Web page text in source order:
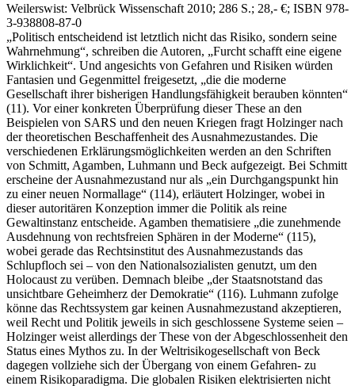
Weilerswist: Velbrück Wissenschaft 2010; 286 S.; 28,- €; ISBN 978-
3-938808-87-0
„Politisch entscheidend ist letztlich nicht das Risiko, sondern seine
Wahrnehmung“, schreiben die Autoren, „Furcht schafft eine eigene
Wirklichkeit“. Und angesichts von Gefahren und Risiken würden
Fantasien und Gegenmittel freigesetzt, „die die moderne
Gesellschaft ihrer bisherigen Handlungsfähigkeit berauben könnten“
(11). Vor einer konkreten Überprüfung dieser These an den
Beispielen von SARS und den neuen Kriegen fragt Holzinger nach
der theoretischen Beschaffenheit des Ausnahmezustandes. Die
verschiedenen Erklärungsmöglichkeiten werden an den Schriften
von Schmitt, Agamben, Luhmann und Beck aufgezeigt. Bei Schmitt
erscheine der Ausnahmezustand nur als „ein Durchgangspunkt hin
zu einer neuen Normallage“ (114), erläutert Holzinger, wobei in
dieser autoritären Konzeption immer die Politik als reine
Gewaltinstanz entscheide. Agamben thematisiere „die zunehmende
Ausdehnung von rechtsfreien Sphären in der Moderne“ (115),
wobei gerade das Rechtsinstitut des Ausnahmezustands das
Schlupfloch sei – von den Nationalsozialisten genutzt, um den
Holocaust zu verüben. Demnach bleibe „der Staatsnotstand das
unsichtbare Geheimherz der Demokratie“ (116). Luhmann zufolge
könne das Rechtssystem gar keinen Ausnahmezustand akzeptieren,
weil Recht und Politik jeweils in sich geschlossene Systeme seien –
Holzinger weist allerdings der These von der Abgeschlossenheit den
Status eines Mythos zu. In der Weltrisikogesellschaft von Beck
dagegen vollziehe sich der Übergang von einem Gefahren- zu
einem Risikoparadigma. Die globalen Risiken elektrisierten nicht